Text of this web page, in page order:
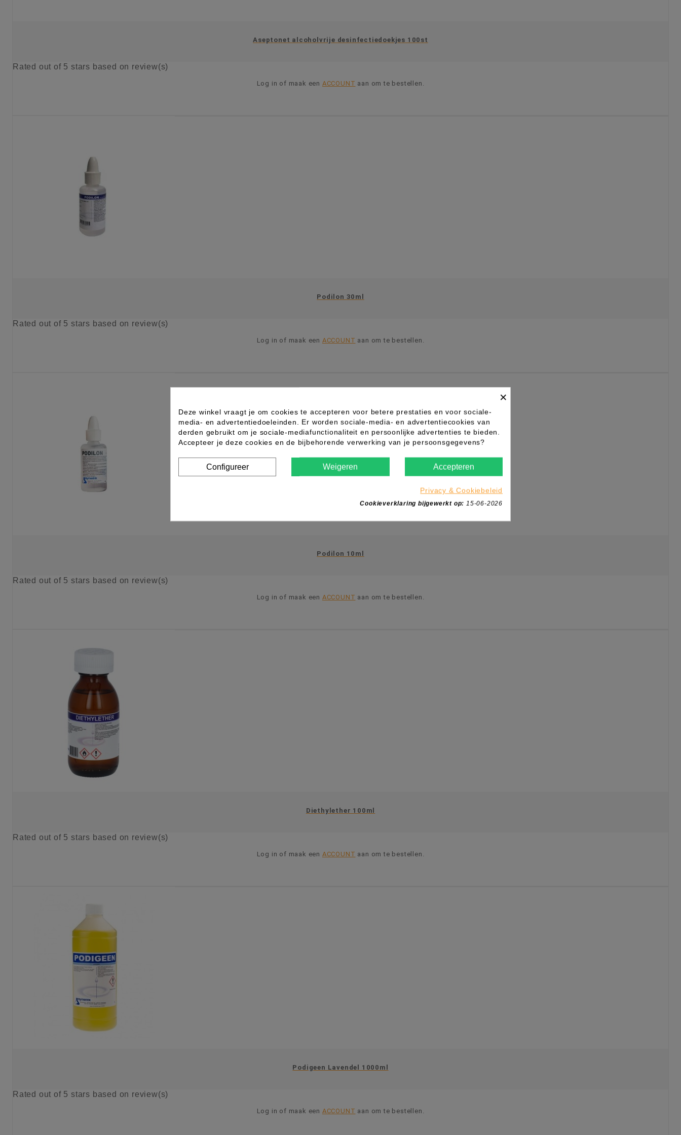
Aseptonet alcoholvrije desinfectiedoekjes 100st
Rated out of 5 stars based on review(s)
Log in of maak een ACCOUNT aan om te bestellen.
Podilon 30ml
Rated out of 5 stars based on review(s)
Log in of maak een ACCOUNT aan om te bestellen.
Podilon 10ml
Rated out of 5 stars based on review(s)
Log in of maak een ACCOUNT aan om te bestellen.
Diethylether 100ml
Rated out of 5 stars based on review(s)
Log in of maak een ACCOUNT aan om te bestellen.
Podigeen Lavendel 1000ml
Rated out of 5 stars based on review(s)
Log in of maak een ACCOUNT aan om te bestellen.
×
Deze winkel vraagt je om cookies te accepteren voor betere prestaties en voor sociale-
media- en advertentiedoeleinden. Er worden sociale-media- en advertentiecookies van
derden gebruikt om je sociale-mediafunctionaliteit en persoonlijke advertenties te bieden.
Accepteer je deze cookies en de bijbehorende verwerking van je persoonsgegevens?
Configureer Weigeren Accepteren
Privacy & Cookiebeleid
Cookieverklaring bijgewerkt op: 15-06-2026